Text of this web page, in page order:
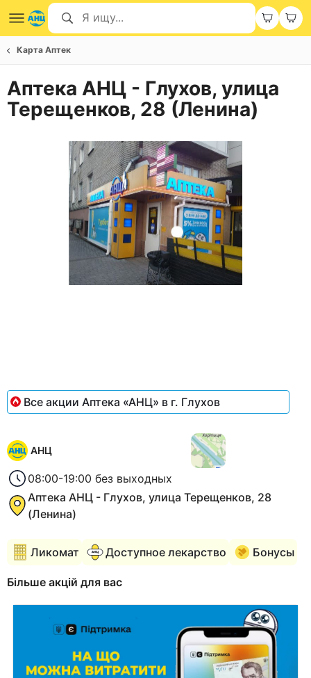
Карта Аптек
Аптека АНЦ - Глухов, улица
Терещенков, 28 (Ленина)
Все акции Аптека «АНЦ» в г. Глухов
АНЦ
08:00-19:00 без выходных
Аптека АНЦ - Глухов, улица Терещенков, 28
(Ленина)
Ликомат Доступное лекарство Бонусы
Більше акцій для вас